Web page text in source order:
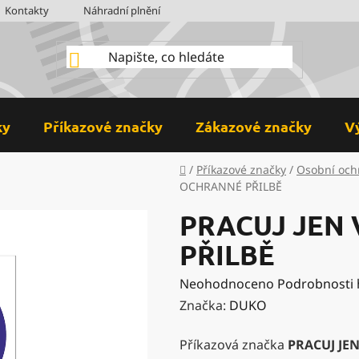
Kontakty Náhradní plnění
Příkazové značky Zákazové značky
Domů
/ Příkazové značky / Osobní
OCHRANNÉ PŘILBĚ
PRACUJ JEN
PŘILBĚ
Průměrné
hodnocení
je
Neohodnoceno Podrobnosti
Značka: DUKO
Příkazová značka PRACUJ